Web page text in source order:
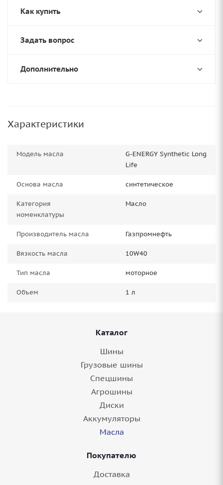
Как купить
Задать вопрос
Дополнительно
Характеристики
Модель масла
G-ENERGY Synthetic Long
Life
Основа масла синтетическое
Категория
номенклатуры
Масло
Производитель масла Газпромнефть
Вязкость масла 10W40
Тип масла моторное
Объем 1 л
Каталог
Шины
Грузовые шины
Спецшины
Агрошины
Диски
Аккумуляторы
Масла
Покупателю
Доставка